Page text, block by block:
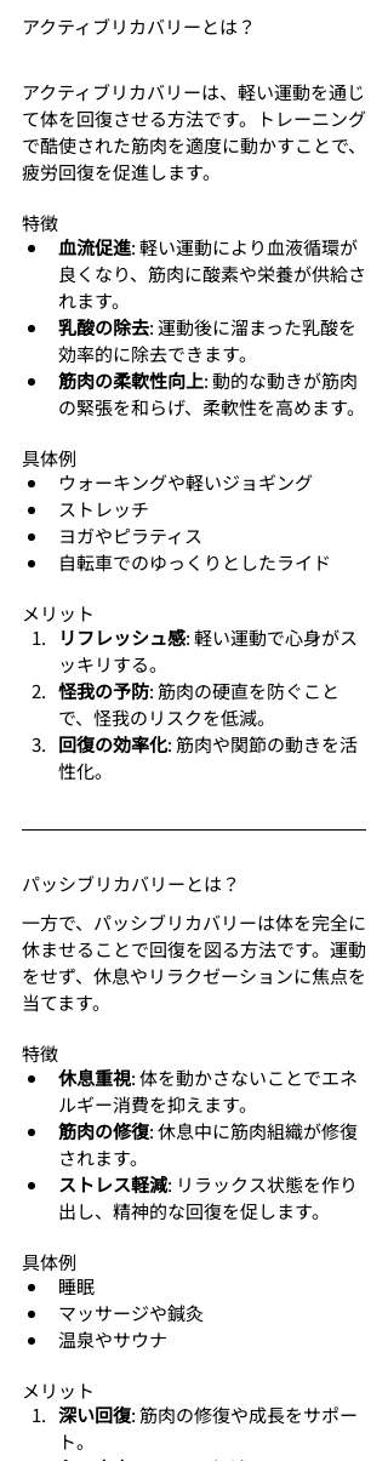
アクティブリカバリーとは？
アクティブリカバリーは、軽い運動を通じ
て体を回復させる方法です。トレーニング
で酷使された筋肉を適度に動かすことで、
疲労回復を促進します。
特徴
血流促進: 軽い運動により血液循環が
良くなり、筋肉に酸素や栄養が供給さ
れます。
乳酸の除去: 運動後に溜まった乳酸を
効率的に除去できます。
筋肉の柔軟性向上: 動的な動きが筋肉
の緊張を和らげ、柔軟性を高めます。
具体例
ウォーキングや軽いジョギング
ストレッチ
ヨガやピラティス
自転車でのゆっくりとしたライド
メリット
リフレッシュ感: 軽い運動で心身がス
ッキリする。
怪我の予防: 筋肉の硬直を防ぐこと
で、怪我のリスクを低減。
回復の効率化: 筋肉や関節の動きを活
性化。
パッシブリカバリーとは？
一方で、パッシブリカバリーは体を完全に
休ませることで回復を図る方法です。運動
をせず、休息やリラクゼーションに焦点を
当てます。
特徴
休息重視: 体を動かさないことでエネ
ルギー消費を抑えます。
筋肉の修復: 休息中に筋肉組織が修復
されます。
ストレス軽減: リラックス状態を作り
出し、精神的な回復を促します。
具体例
睡眠
マッサージや鍼灸
温泉やサウナ
メリット
深い回復: 筋肉の修復や成長をサポー
ト。